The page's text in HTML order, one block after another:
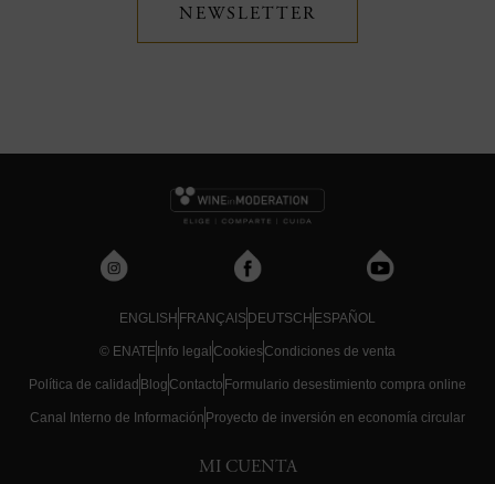
NEWSLETTER
ENGLISH FRANÇAISDEUTSCH ESPAÑOL
© ENATEInfo legalCookiesCondiciones de venta
Política de calidad BlogContacto Formulario desestimiento compra online
Canal Interno de Información Proyecto de inversión en economía circular
MI CUENTA